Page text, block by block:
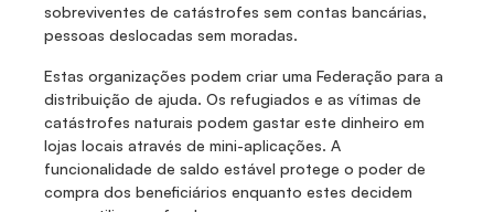
sobreviventes de catástrofes sem contas bancárias,
pessoas deslocadas sem moradas.
Estas organizações podem criar uma Federação para a
distribuição de ajuda. Os refugiados e as vítimas de
catástrofes naturais podem gastar este dinheiro em
lojas locais através de mini-aplicações. A
funcionalidade de saldo estável protege o poder de
compra dos beneficiários enquanto estes decidem